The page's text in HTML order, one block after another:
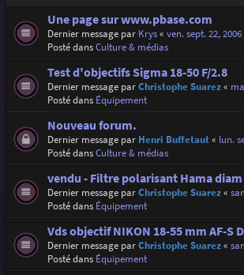
Une page sur www.pbase.com
Dernier message par Krys« ven. sept. 22, 2006
Posté dansCulture & médias
Test d'objectifs Sigma 18-50 F/2.8
Dernier message parChristophe Suarez«
Posté dans Équipement
Nouveau forum.
Dernier message par Henri Buffetaut« lun.
Posté dansCulture & médias
vendu - Filtre polarisant Hama
Dernier message parChristophe Suarez«
Posté dans Équipement
Vds objectif NIKON 18-55 mm AF-S
Dernier message parChristophe Suarez«
Posté dans Équipement